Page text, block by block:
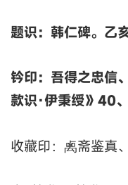
题识：韩仁碑。乙
钤印：吾得之忠信
款识·伊秉绶》40
收藏印：禼斋鉴真